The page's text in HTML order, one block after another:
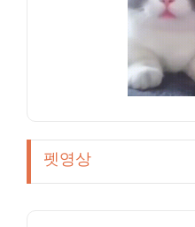
펫영상